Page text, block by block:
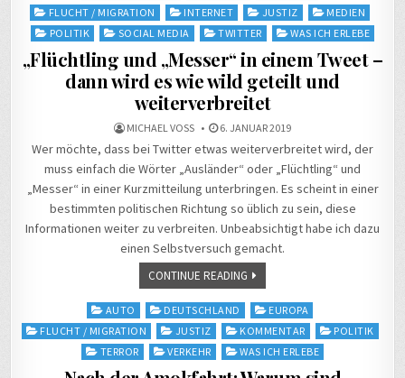
in
FLUCHT / MIGRATION
INTERNET JUSTIZ
MEDIEN
POLITIK
SOCIAL MEDIA TWITTER WAS ICH ERLEBE
„Flüchtling und „Messer“ in einem Tweet –
dann wird es wie wild geteilt und
weiterverbreitet
MICHAEL VOSS 6. JANUAR 2019
Wer möchte, dass bei Twitter etwas weiterverbreitet wird, der
muss einfach die Wörter „Ausländer“ oder „Flüchtling“ und
„Messer“ in einer Kurzmitteilung unterbringen. Es scheint in einer
bestimmten politischen Richtung so üblich zu sein, diese
Informationen weiter zu verbreiten. Unbeabsichtigt habe ich dazu
einen Selbstversuch gemacht.
CONTINUE READING
Posted
in
AUTO DEUTSCHLAND
EUROPA
FLUCHT / MIGRATION
JUSTIZ KOMMENTAR
POLITIK
TERROR
VERKEHR WAS ICH ERLEBE